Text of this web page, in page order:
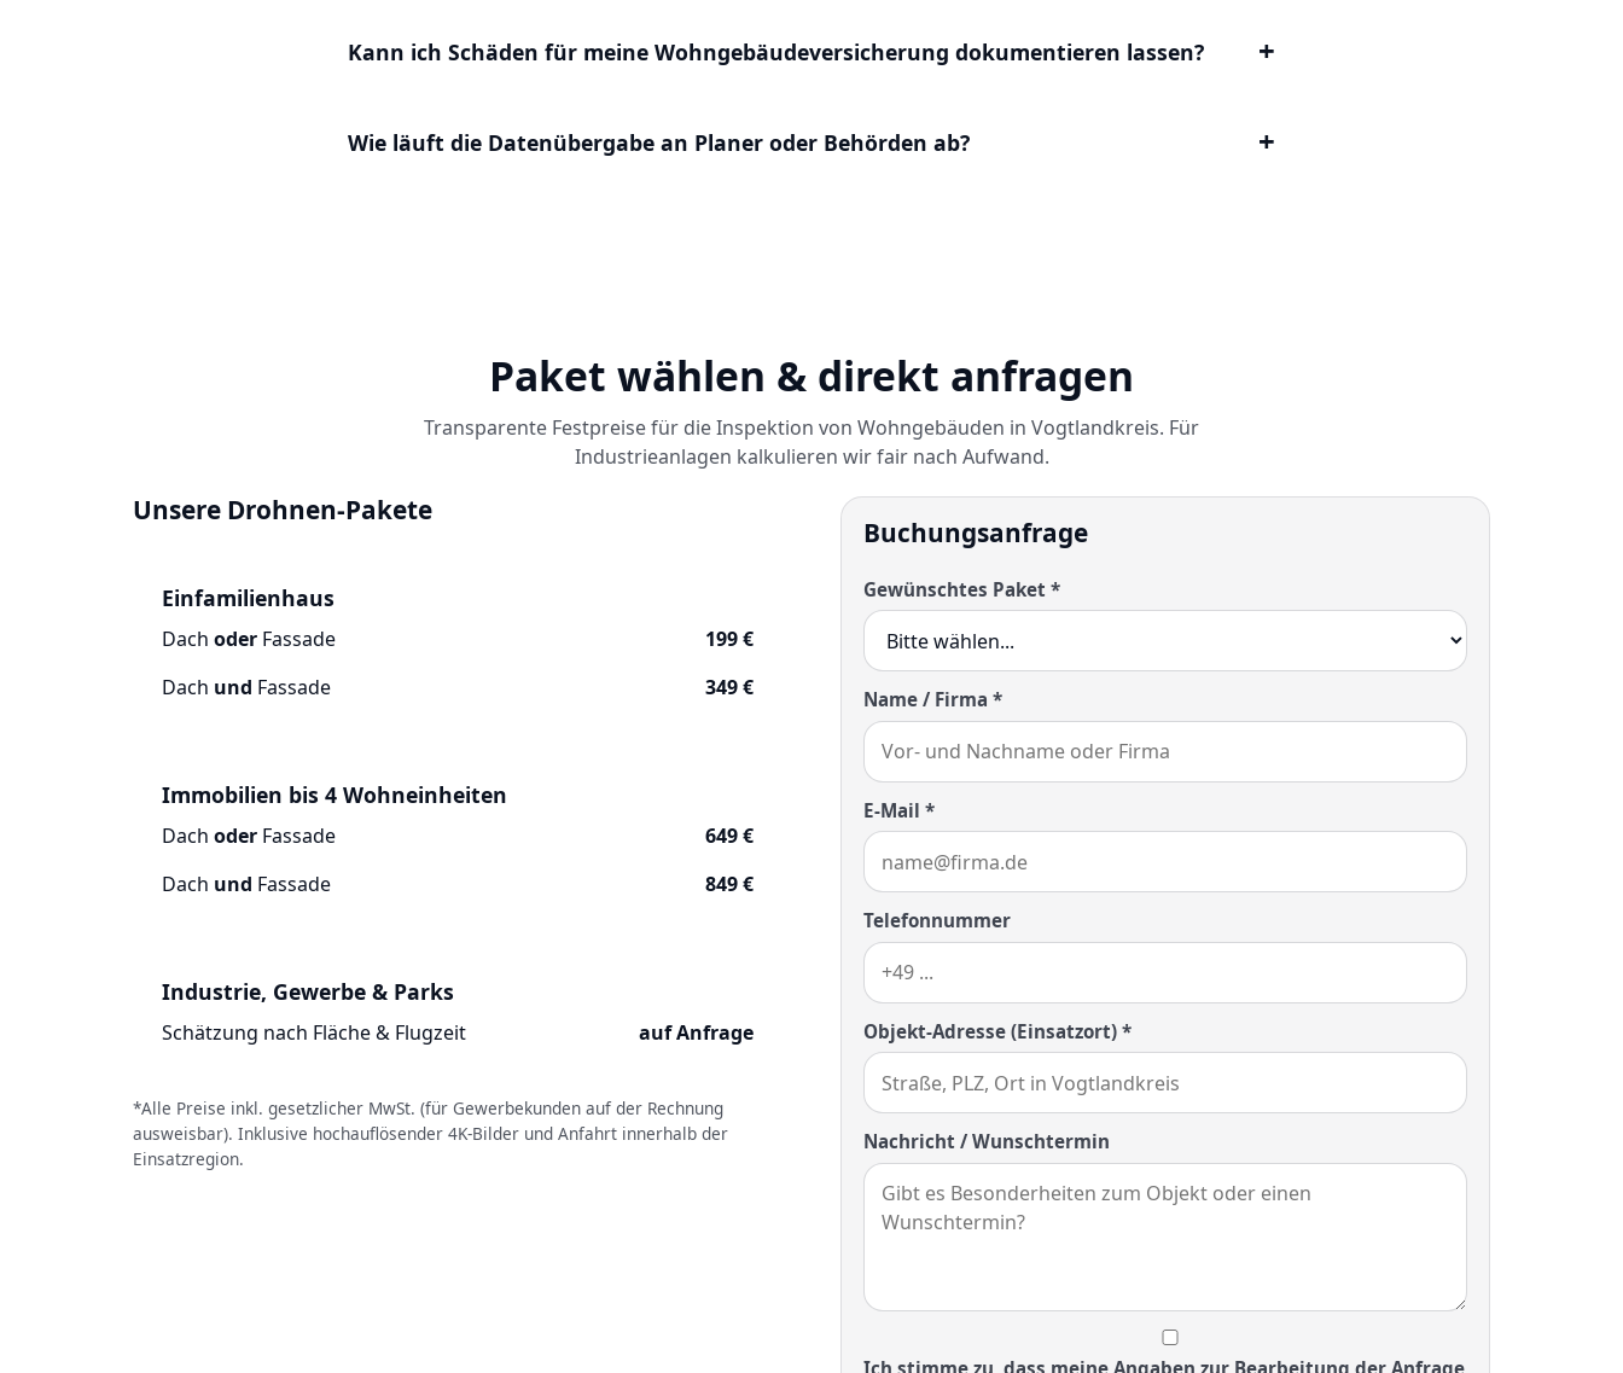
Kann ich Schäden für meine Wohngebäudeversicherung dokumentieren lassen?
Wie läuft die Datenübergabe an Planer oder Behörden ab?
Paket wählen & direkt anfragen
Transparente Festpreise für die Inspektion von Wohngebäuden in Vogtlandkreis. Für
Industrieanlagen kalkulieren wir fair nach Aufwand.
Unsere Drohnen-Pakete
Einfamilienhaus
Dach oder Fassade
199 €
Dach und Fassade 349 €
Immobilien bis 4 Wohneinheiten
Dach oder Fassade
649 €
Dach und Fassade 849 €
Industrie, Gewerbe & Parks
Schätzung nach Fläche & Flugzeit auf Anfrage
*Alle Preise inkl. gesetzlicher MwSt. (für Gewerbekunden auf der Rechnung
ausweisbar). Inklusive hochauflösender 4K-Bilder und Anfahrt innerhalb der
Einsatzregion.
Buchungsanfrage
Gewünschtes Paket *
Name / Firma *
E-Mail *
Telefonnummer
Objekt-Adresse (Einsatzort) *
Nachricht / Wunschtermin